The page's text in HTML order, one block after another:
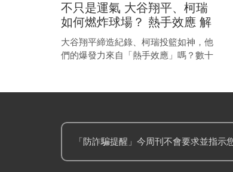
不只是運氣 大谷翔平、柯瑞
如何燃炸球場？ 熱手效應 解
密巨星成功背後的祕密
大谷翔平締造紀錄、柯瑞投籃如神，他
們的爆發力來自「熱手效應」嗎？數十
被複製？
「防詐騙提醒」今周刊不會要求並指